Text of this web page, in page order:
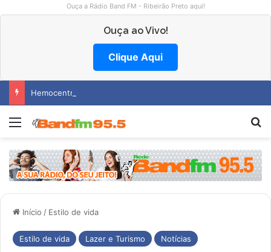
Ouça a Rádio Band FM - Ribeirão Preto aqui!
Ouça ao Vivo!
Clique Aqui
Hemocentro abre vagas na região
Menu
Início / Estilo de vida
Estilo de vida Lazer e Turismo Notícias